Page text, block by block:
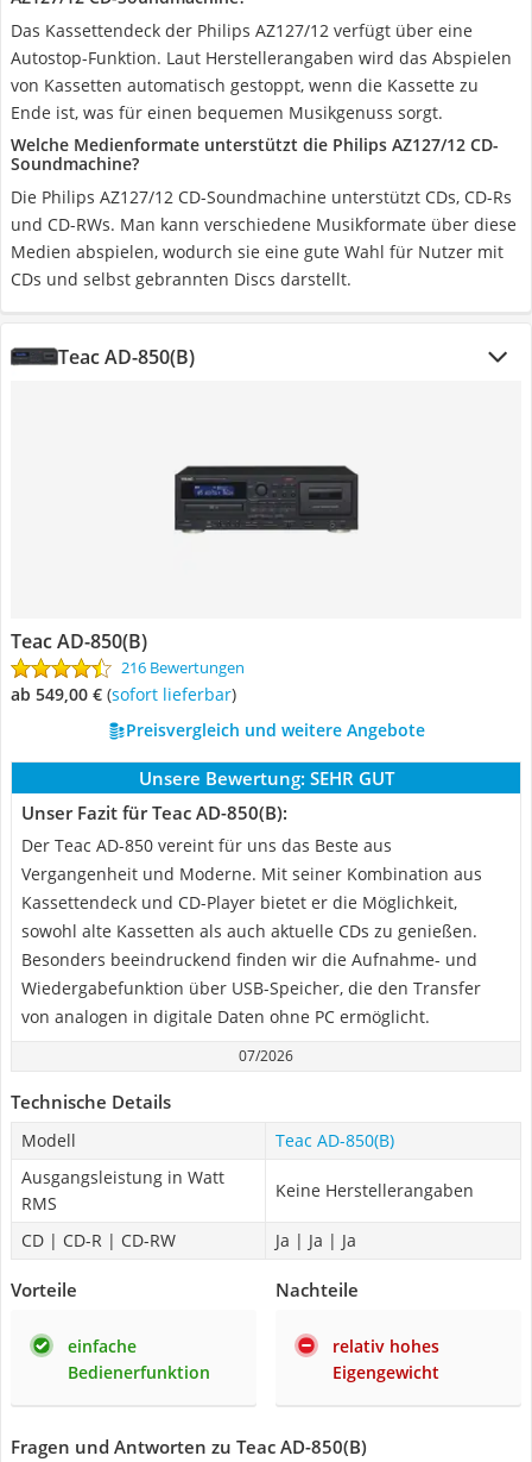
Das Kassettendeck der Philips AZ127/12 verfügt über eine
Autostop-Funktion. Laut Herstellerangaben wird das Abspielen
von Kassetten automatisch gestoppt, wenn die Kassette zu
Ende ist, was für einen bequemen Musikgenuss sorgt.
Welche Medienformate unterstützt die Philips AZ127/12 CD-
Soundmachine?
Die Philips AZ127/12 CD-Soundmachine unterstützt CDs, CD-Rs
und CD-RWs. Man kann verschiedene Musikformate über diese
Medien abspielen, wodurch sie eine gute Wahl für Nutzer mit
CDs und selbst gebrannten Discs darstellt.
Teac AD-850(B)
Teac AD-850(B)
216 Bewertungen
ab 549,00 € ( Sofort lieferbar)
Preisvergleich und weitere Angebote
Unsere Bewertung: SEHR GUT
Unser Fazit für Teac AD-850(B):
Der Teac AD-850 vereint für uns das Beste aus
Vergangenheit und Moderne. Mit seiner Kombination aus
Kassettendeck und CD-Player bietet er die Möglichkeit,
sowohl alte Kassetten als auch aktuelle CDs zu genießen.
Besonders beeindruckend finden wir die Aufnahme- und
Wiedergabefunktion über USB-Speicher, die den Transfer
von analogen in digitale Daten ohne PC ermöglicht.
07/2026
Technische Details
Modell
Teac AD-850(B)
Ausgangsleistung in Watt
RMS
Keine Herstellerangaben
CD | CD-R | CD-RW Ja | Ja | Ja
Vorteile
einfache
Bedienerfunktion
Nachteile
relativ hohes
Eigengewicht
Fragen und Antworten zu Teac AD-850(B)